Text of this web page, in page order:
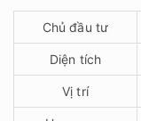
Chủ đầu tư
Diện tích
Vị trí